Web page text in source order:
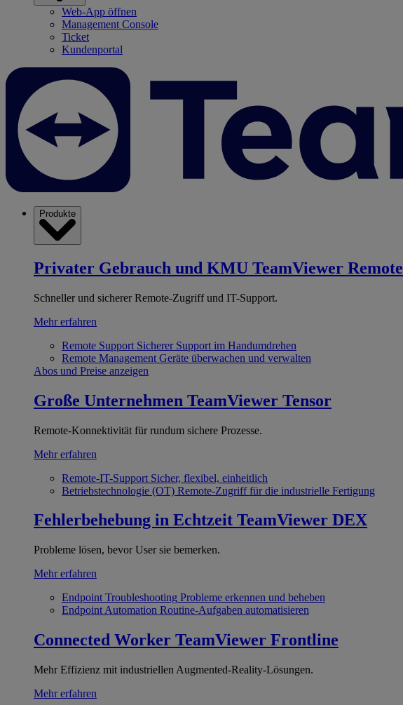
Web-App öffnen
Management Console
Ticket
Kundenportal
Produkte
Privater Gebrauch und KMU TeamViewer Remote
Schneller und sicherer Remote-Zugriff und IT-Support.
Mehr erfahren
Remote Support Sicherer Support im Handumdrehen
Remote Management Geräte überwachen und verwalten
Abos und Preise anzeigen
Große Unternehmen TeamViewer Tensor
Remote-Konnektivität für rundum sichere Prozesse.
Mehr erfahren
Remote-IT-Support Sicher, flexibel, einheitlich
Betriebstechnologie (OT) Remote-Zugriff für die industrielle Fertigung
Fehlerbehebung in Echtzeit TeamViewer DEX
Probleme lösen, bevor User sie bemerken.
Mehr erfahren
Endpoint Troubleshooting Probleme erkennen und beheben
Endpoint Automation Routine-Aufgaben automatisieren
Connected Worker TeamViewer Frontline
Mehr Effizienz mit industriellen Augmented-Reality-Lösungen.
Mehr erfahren